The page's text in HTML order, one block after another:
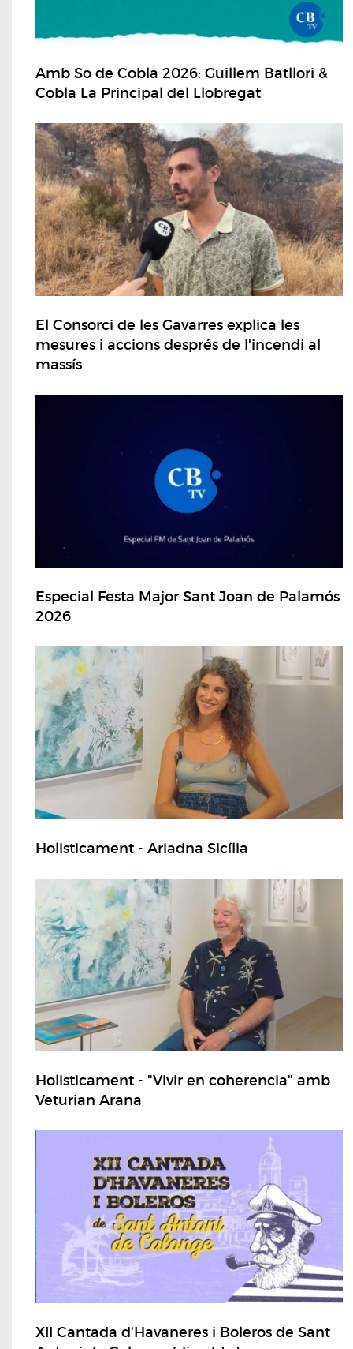
Amb So de Cobla 2026: Guillem Batllori &
Cobla La Principal del Llobregat
El Consorci de les Gavarres explica les
mesures i accions després de l'incendi al
massís
Especial Festa Major Sant Joan de Palamós
2026
Holisticament - Ariadna Sicília
Holisticament - "Vivir en coherencia" amb
Veturian Arana
XII Cantada d'Havaneres i Boleros de Sant